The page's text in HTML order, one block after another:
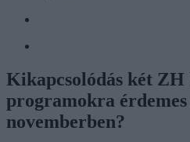
Kikapcsolódás két
programokra érdemes
novemberben?